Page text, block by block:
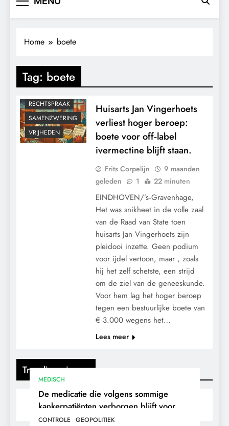
Trending nieuws
MEDISCH
De medicatie die volgens sommige
kankerpatiënten verborgen blijft voor
hun eigen arts.
CONTROLE GEOPOLITIEK
Home boete
Tag: boete
CONTROLE
GRONDRECHTEN
MACHT
PANDEMIE
POLITIEK
RECHTSPRAAK
SAMENZWERING
VRIJHEDEN
Huisarts Jan Vingerhoets
verliest hoger beroep:
boete voor off‑label
ivermectine blijft staan.
Frits Corpelijn
9 maanden
geleden
1 22 minuten
EINDHOVEN/’s‑Gravenhage,
Het was snikheet in de volle zaal
van de Raad van State toen
huisarts Jan Vingerhoets zijn
pleidooi inzette. Geen podium
voor ijdel vertoon, maar , zoals
hij het zelf schetste, een strijd
om de ziel van de geneeskunde.
Voor hem lag het hoger beroep
tegen een bestuurlijke boete van
€ 3.000 wegens het…
Lees meer